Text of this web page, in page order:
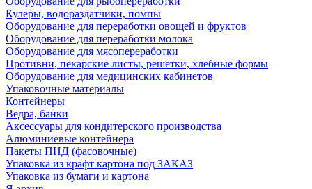
Кулеры, водораздатчики, помпы
Оборудование для переработки овощей и фруктов
Оборудование для переработки молока
Оборудование для мясопереработки
Противни, пекарские листы, решетки, хлебные формы
Оборудование для медицинских кабинетов
Упаковочные материалы
Контейнеры
Ведра, банки
Аксессуары для кондитерского производства
Алюминиевые контейнера
Пакеты ПНД (фасовочные)
Упаковка из крафт картона под ЗАКАЗ
Упаковка из бумаги и картона